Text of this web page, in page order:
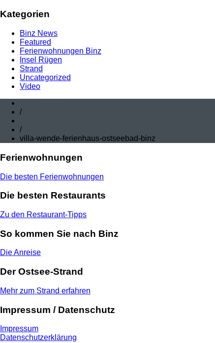
Kategorien
Binz News
Featured
Ferienwohnungen Binz
Insel Rügen
Strand
Uncategorized
Video
/
/
villa-wende-ferienhaus-ostseebad-binz
Ferienwohnungen
Die besten Ferienwohnungen
Die besten Restaurants
Zu den Restaurant-Tipps
So kommen Sie nach Binz
Die Anreise
Der Ostsee-Strand
Mehr zum Strand erfahren
Impressum / Datenschutz
Impressum
Datenschutzerklärung